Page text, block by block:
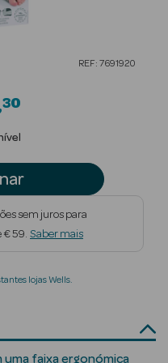
REF: 7691920
30
sem juros para
€ 59. Saber mais
lojas Wells.
faixa ergonómica